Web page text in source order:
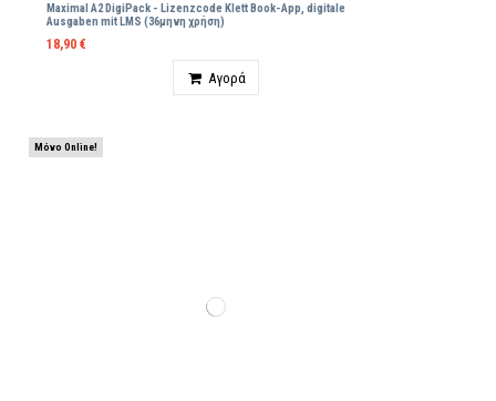
Maximal A2 DigiPack - Lizenzcode Klett Βοοk-App, digitale
Ausgaben mit LMS (36μηνη χρήση)
18,90 €
Αγορά
Μόνο Online!